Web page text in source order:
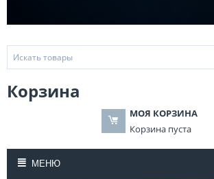
Корзина
МОЯ КОРЗИНА
Корзина пуста
МЕНЮ